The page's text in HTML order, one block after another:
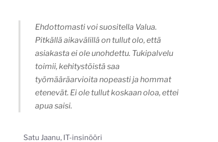
Ehdottomasti voi suositella Valua.
Pitkällä aikavälillä on tullut olo, että
asiakasta ei ole unohdettu. Tukipalvelu
toimii, kehitystöistä saa
työmääräarvioita nopeasti ja hommat
etenevät. Ei ole tullut koskaan oloa, ettei
apua saisi.
Satu Jaanu, IT-insinööri